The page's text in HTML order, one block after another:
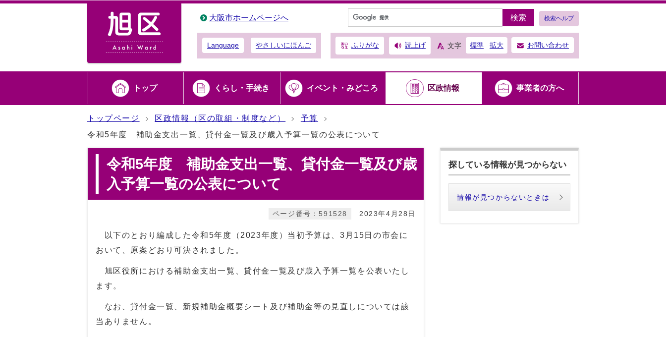
大阪市ホームページへ 検索 検索ヘルプ
Language やさしいにほんご ふりがな 読上げ 文字 標準 拡大 お問い合わせ
トップ くらし・手続き イベント・みどころ 区政情報 事業者の方へ
トップページ 区政情報（区の取組・制度など）
予算
令和5年度 補助金支出一覧、貸付金一覧及び歳入予算一覧の公表について
令和5年度 補助金支出一覧、貸付金一覧及び歳
入予算一覧の公表について
2023年4月28日
ページ番号：591528
以下のとおり編成した令和5年度（2023年度）当初予算は、3月15日の市会に
おいて、原案どおり可決されました。
旭区役所における補助金支出一覧、貸付金一覧及び歳入予算一覧を公表いたし
ます。
なお、貸付金一覧、新規補助金概要シート及び補助金等の見直しについては該
当ありません。
探している情報が見つからない
情報が見つからないときは